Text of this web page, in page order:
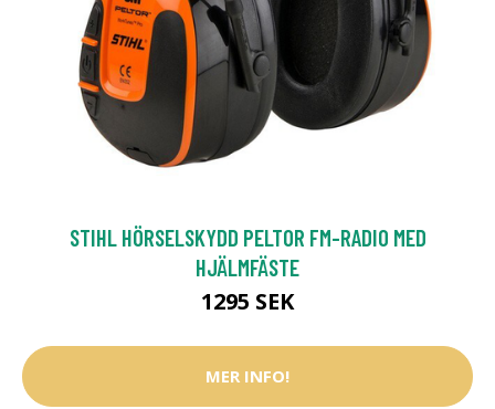
STIHL HÖRSELSKYDD PELTOR FM-RADIO MED
HJÄLMFÄSTE
1295 SEK
MER INFO!